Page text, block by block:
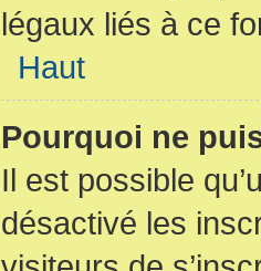
légaux liés à ce
Haut
Pourquoi ne
Il est possible
désactivé les